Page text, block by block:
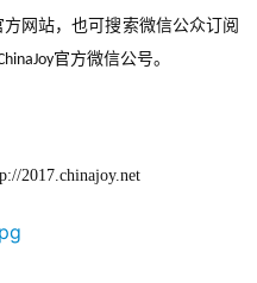
方网站，也可搜索微信公众订阅
官方微信公号。
2017.chinajoy.net